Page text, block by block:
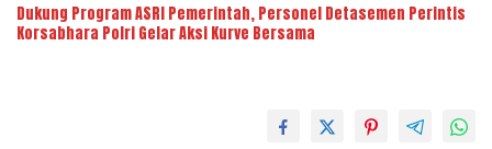
Dukung Program ASRI Pemerintah, Personel Detasemen Perintis
Korsabhara Polri Gelar Aksi Kurve Bersama